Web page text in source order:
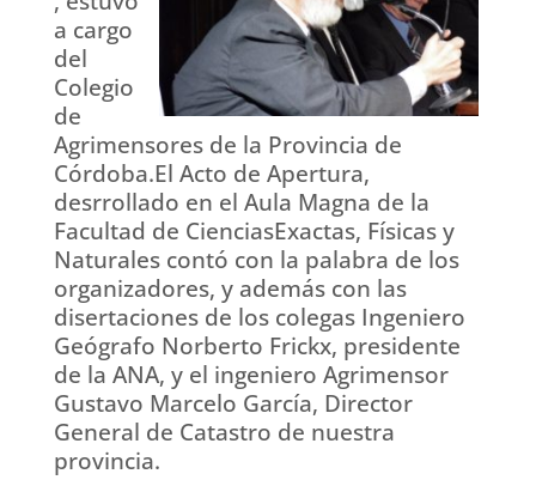
a cargo
del
Colegio
de
Agrimensores de la Provincia de
Córdoba.El Acto de Apertura,
desrrollado en el Aula Magna de la
Facultad de CienciasExactas, Físicas y
Naturales contó con la palabra de los
organizadores, y además con las
disertaciones de los colegas Ingeniero
Geógrafo Norberto Frickx, presidente
de la ANA, y el ingeniero Agrimensor
Gustavo Marcelo García, Director
General de Catastro de nuestra
provincia.